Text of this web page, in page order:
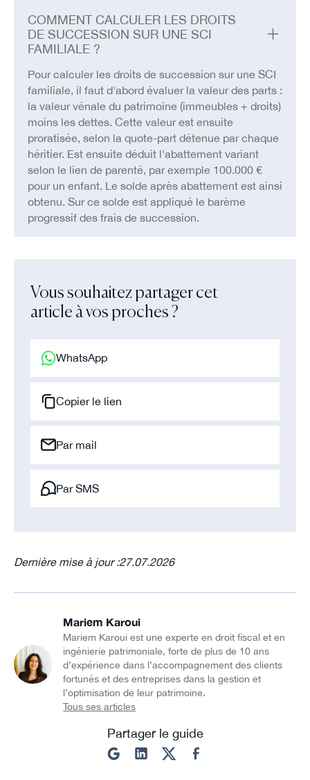
COMMENT CALCULER LES DROITS
DE SUCCESSION SUR UNE SCI
FAMILIALE ?
Pour calculer les droits de succession sur une SCI
familiale, il faut d'abord évaluer la valeur des parts :
la valeur vénale du patrimoine (immeubles + droits)
moins les dettes. Cette valeur est ensuite
proratisée, selon la quote-part détenue par chaque
héritier. Est ensuite déduit l'abattement variant
selon le lien de parenté, par exemple 100.000 €
pour un enfant. Le solde après abattement est ainsi
obtenu. Sur ce solde est appliqué le barème
progressif des frais de succession.
Vous souhaitez partager cet
article à vos proches ?
WhatsApp
Copier le lien
Par mail
Par SMS
Dernière mise à jour :27.07.2026
Mariem Karoui
Mariem Karoui est une experte en droit fiscal et en
ingénierie patrimoniale, forte de plus de 10 ans
d’expérience dans l’accompagnement des clients
fortunés et des entreprises dans la gestion et
l’optimisation de leur patrimoine.
Tous ses articles
Partager le guide